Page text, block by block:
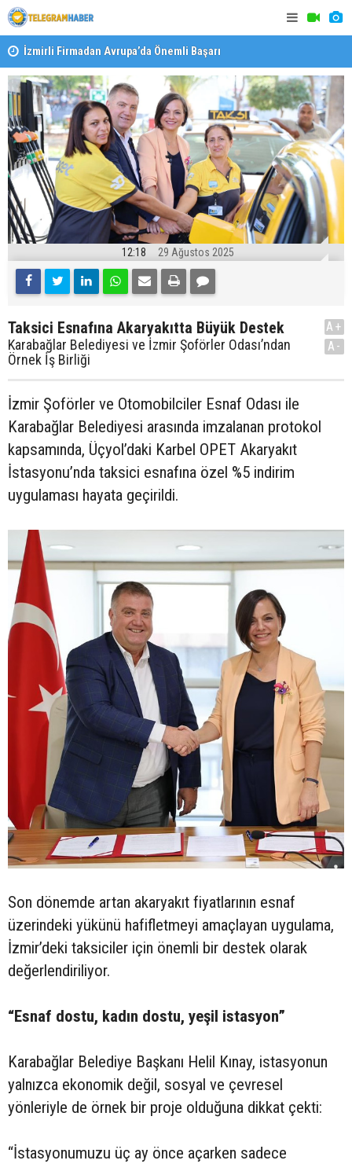
İzmirli Firmadan Avrupa’da Önemli Başarı
Devlet
12:18 29 Ağustos 2025
Taksici Esnafına Akaryakıtta Büyük Destek
Karabağlar Belediyesi ve İzmir Şoförler Odası’ndan
Örnek İş Birliği
A+
A-
İzmir Şoförler ve Otomobilciler Esnaf Odası ile
Karabağlar Belediyesi arasında imzalanan protokol
kapsamında, Üçyol’daki Karbel OPET Akaryakıt
İstasyonu’nda taksici esnafına özel %5 indirim
uygulaması hayata geçirildi.
Son dönemde artan akaryakıt fiyatlarının esnaf
üzerindeki yükünü hafifletmeyi amaçlayan uygulama,
İzmir’deki taksiciler için önemli bir destek olarak
değerlendiriliyor.
“Esnaf dostu, kadın dostu, yeşil istasyon”
Karabağlar Belediye Başkanı Helil Kınay, istasyonun
yalnızca ekonomik değil, sosyal ve çevresel
yönleriyle de örnek bir proje olduğuna dikkat çekti:
“İstasyonumuzu üç ay önce açarken sadece